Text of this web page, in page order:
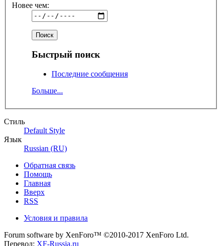
Новее чем:
Быстрый поиск
Последние сообщения
Больше...
Стиль
Default Style
Язык
Russian (RU)
Обратная связь
Помощь
Главная
Вверх
RSS
Условия и правила
Forum software by XenForo™ ©2010-2017 XenForo Ltd.
Перевод: XF-Russia.ru